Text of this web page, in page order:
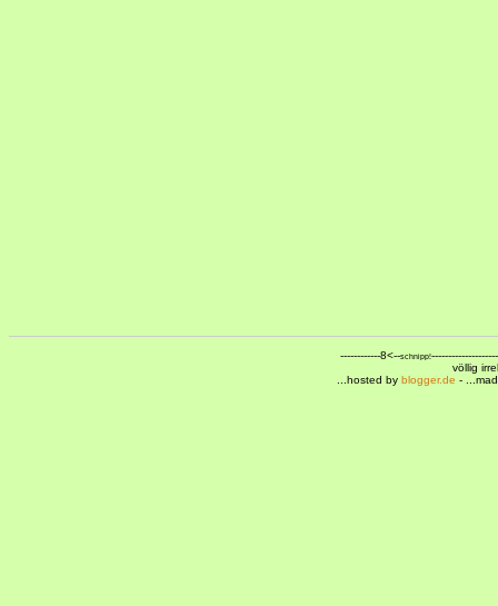
------------8<--schnipp!
völlig
...hosted by blogger.de -